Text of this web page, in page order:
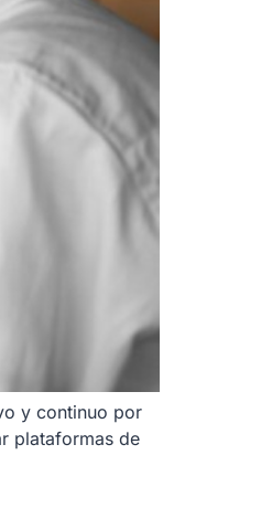
y continuo por
plataformas de